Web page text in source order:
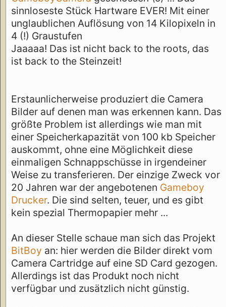
sinnloseste Stück Hartware EVER! Mit einer
unglaublichen Auflösung von 14 Kilopixeln in
4 (!) Graustufen
Jaaaaa! Das ist nicht back to the roots, das
ist back to the Steinzeit!
Erstaunlicherweise produziert die Camera
Bilder auf denen man was erkennen kann. Das
größte Problem ist allerdings wie man mit
einer Speicherkapazität von 100 kb Speicher
auskommt, ohne eine Möglichkeit diese
einmaligen Schnappschüsse in irgendeiner
Weise zu transferieren. Der einzige Zweck vor
20 Jahren war der angebotenen Gameboy
Drucker. Die sind selten, teuer, und es gibt
kein spezial Thermopapier mehr ...
An dieser Stelle schaue man sich das Projekt
BitBoy an: hier werden die Bilder direkt vom
Camera Cartridge auf eine SD Card gezogen.
Allerdings ist das Produkt noch nicht
verfügbar und zusätzlich nicht günstig.